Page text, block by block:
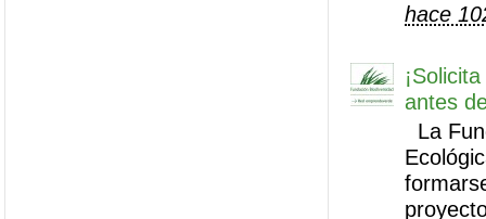
hace
antes
La